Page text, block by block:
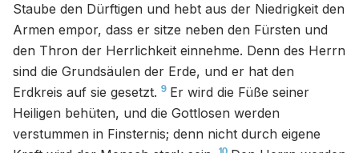
Staube den Dürftigen und hebt aus der Niedrigkeit den
Armen empor, dass er sitze neben den Fürsten und
den Thron der Herrlichkeit einnehme. Denn des Herrn
sind die Grundsäulen der Erde, und er hat den
Erdkreis auf sie gesetzt. 9 Er wird die Füße seiner
Heiligen behüten, und die Gottlosen werden
verstummen in Finsternis; denn nicht durch eigene